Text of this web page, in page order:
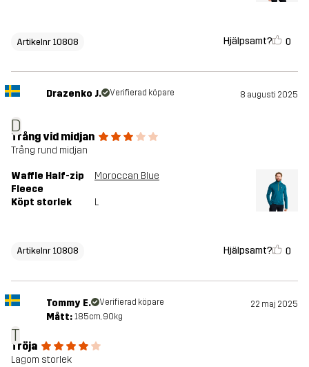
Artikelnr 10808 Hjälpsamt? 0
D
Drazenko J. Verifierad köpare 8 augusti 2025
Trång vid midjan
Trång rund midjan
Waffle Half-zip
Fleece
Moroccan Blue
Köpt storlek L
Artikelnr 10808 Hjälpsamt? 0
T
Tommy E. Verifierad köpare 22 maj 2025
Mått: 185cm, 90kg
Tröja
Lagom storlek